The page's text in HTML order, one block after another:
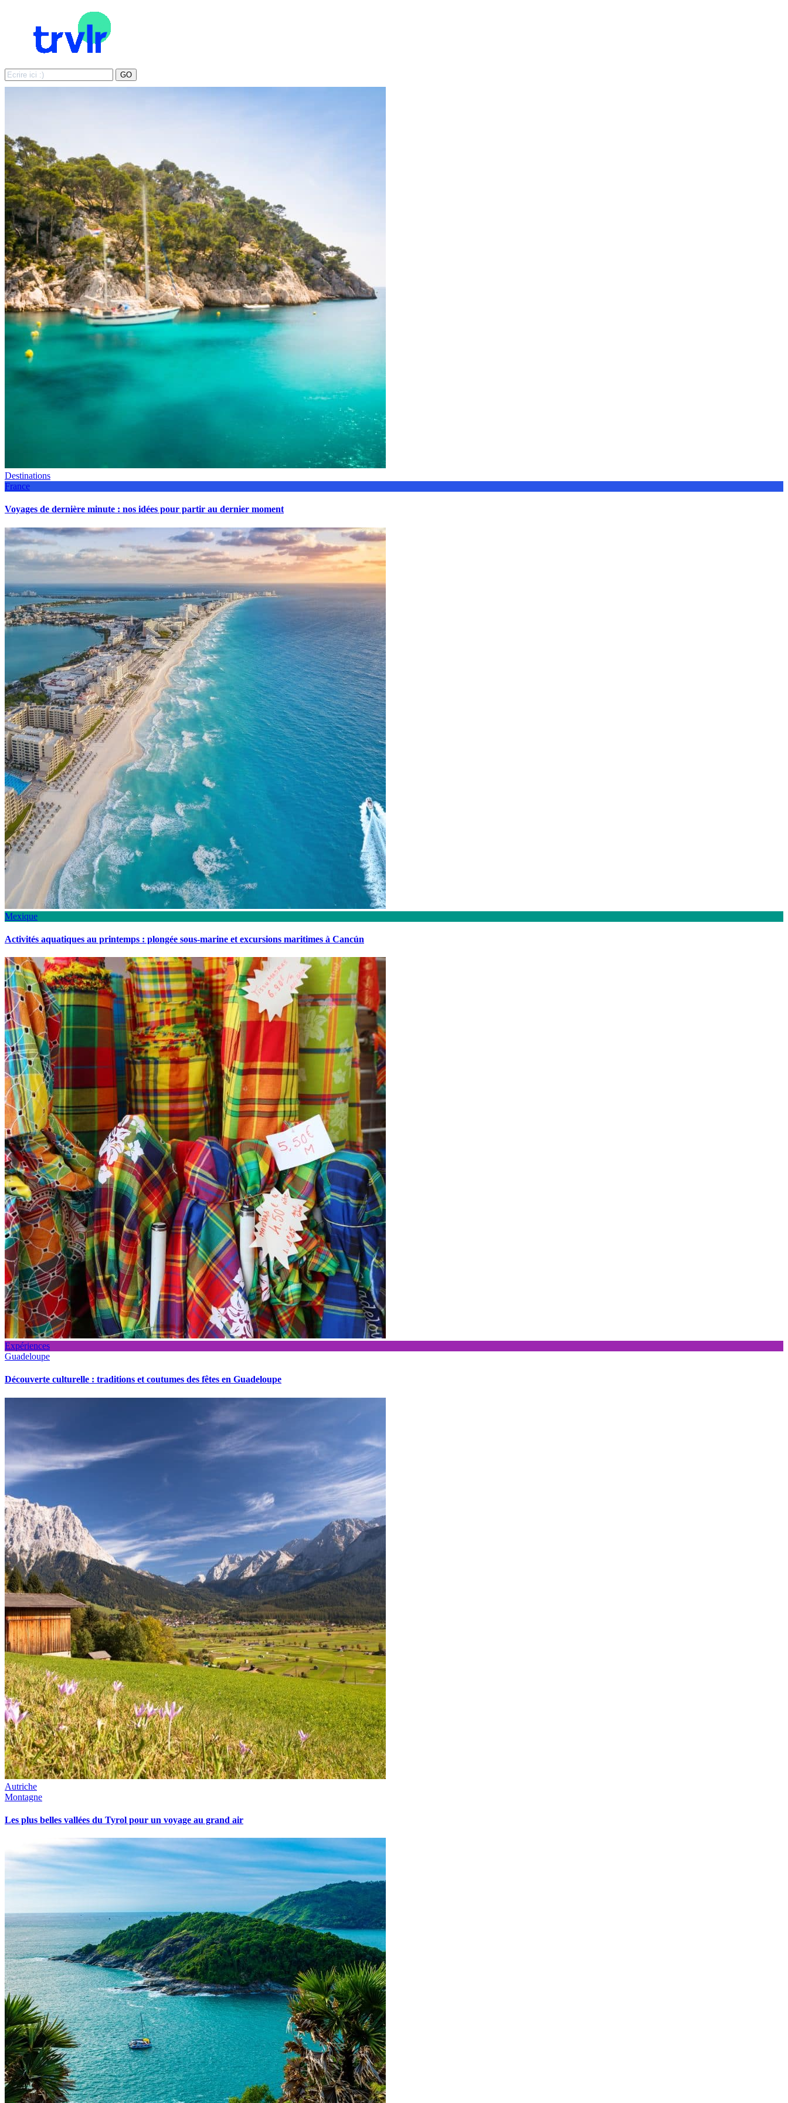
Search
for:
GO
Destinations
France
Voyages de dernière minute : nos idées pour partir au dernier moment
Mexique
Activités aquatiques au printemps : plongée sous-marine et excursions maritimes à Cancún
Expériences
Guadeloupe
Découverte culturelle : traditions et coutumes des fêtes en Guadeloupe
Autriche
Montagne
Les plus belles vallées du Tyrol pour un voyage au grand air